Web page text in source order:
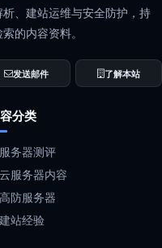
、建站运维与安全防护，持
的内容资料。
发送邮件 了解本站
分类
服务器测评
云服务器内容
高防服务器
建站经验